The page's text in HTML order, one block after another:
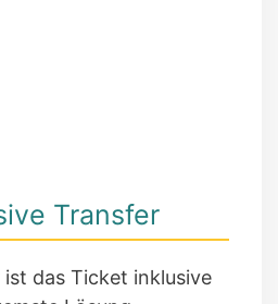
Transfer
ist das Ticket inklusive